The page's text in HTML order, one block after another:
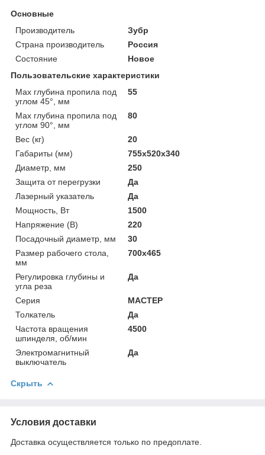
Основные
Производитель
Зубр
Страна производитель
Россия
Состояние
Новое
Пользовательские характеристики
Max глубина пропила под
углом 45°, мм
55
Max глубина пропила под
углом 90°, мм
80
Вес (кг)
20
Габариты (мм)
755х520х340
Диаметр, мм
250
Защита от перегрузки
Да
Лазерный указатель
Да
Мощность, Вт
1500
Напряжение (В)
220
Посадочный диаметр, мм
30
Размер рабочего стола,
мм
700х465
Регулировка глубины и
угла реза
Да
Серия
МАСТЕР
Толкатель
Да
Частота вращения
шпинделя, об/мин
4500
Электромагнитный
выключатель
Да
Скрыть
Условия доставки
Доставка осуществляется только по предоплате.